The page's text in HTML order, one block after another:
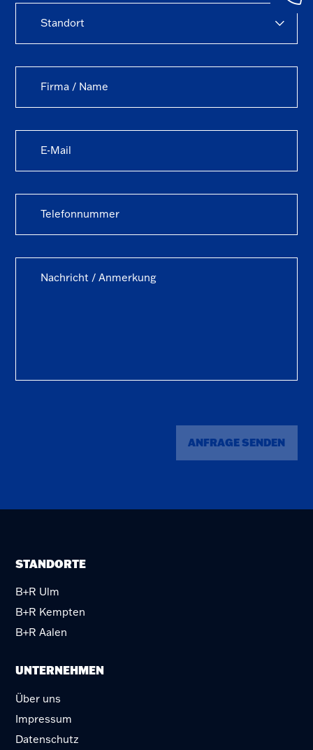
+49 (0)
1435 – 0
Standort
ANFRAGE SENDEN
STANDORTE
B+R Ulm
B+R Kempten
B+R Aalen
UNTERNEHMEN
Über uns
Impressum
Datenschutz